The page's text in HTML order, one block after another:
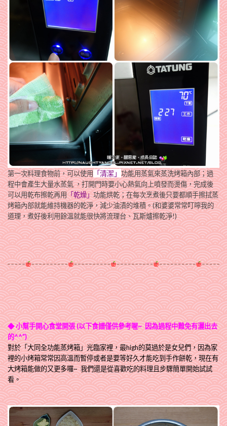
第一次料理食物前，可以使用 「清潔」 功能用蒸氣來蒸洗烤箱內部；過
程中會產生大量水蒸氣 ，打開門時要小心熱氣向上噴發而燙傷，完成後
可以用乾布擦乾再用「乾燥」功能烘乾；在每次烹煮後只要都順手擦拭蒸
烤箱內部就能維持機器的乾淨，減少油漬的堆積。(和婆婆常常叮嚀我的
道理，煮好後利用餘溫就能很快將流理台、瓦斯爐擦乾淨!)
◆ 小幫手開心食堂開張(以下食譜僅供參考喔~ 因為過程中難免有灑出去
的^^”)
對於「大同全功能蒸烤箱」光臨家裡，最high的莫過於是女兒們，因為家
裡的小烤箱常常因高溫而暫停或者是要等好久才能吃到手作餅乾，現在有
大烤箱能做的又更多囉~ 我們還是從喜歡吃的料理且步驟簡單開始試試
看。